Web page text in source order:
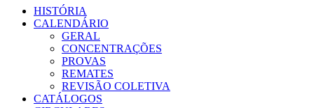
HISTÓRIA
CALENDÁRIO
GERAL
CONCENTRAÇÕES
PROVAS
REMATES
REVISÃO COLETIVA
CATÁLOGOS